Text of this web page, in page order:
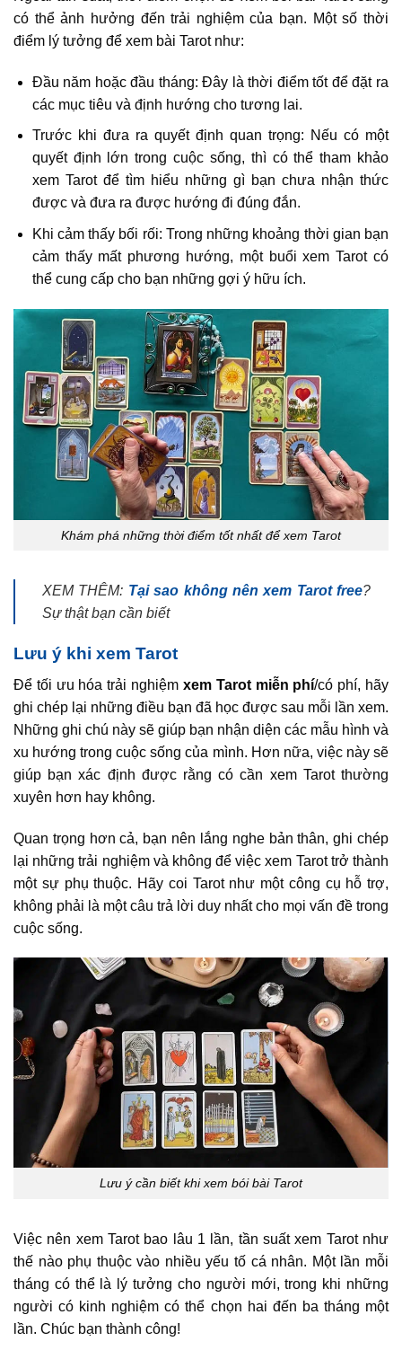
có thể ảnh hưởng đến trải nghiệm của bạn. Một số thời
điểm lý tưởng để xem bài Tarot như:
Đầu năm hoặc đầu tháng: Đây là thời điểm tốt để đặt ra
các mục tiêu và định hướng cho tương lai.
Trước khi đưa ra quyết định quan trọng: Nếu có một
quyết định lớn trong cuộc sống, thì có thể tham khảo
xem Tarot để tìm hiểu những gì bạn chưa nhận thức
được và đưa ra được hướng đi đúng đắn.
Khi cảm thấy bối rối: Trong những khoảng thời gian bạn
cảm thấy mất phương hướng, một buổi xem Tarot có
thể cung cấp cho bạn những gợi ý hữu ích.
Khám phá những thời điểm tốt nhất để xem Tarot
XEM THÊM: Tại sao không nên xem Tarot free?
Sự thật bạn cần biết
Lưu ý khi xem Tarot
Để tối ưu hóa trải nghiệm xem Tarot miễn phí/có phí, hãy
ghi chép lại những điều bạn đã học được sau mỗi lần xem.
Những ghi chú này sẽ giúp bạn nhận diện các mẫu hình và
xu hướng trong cuộc sống của mình. Hơn nữa, việc này sẽ
giúp bạn xác định được rằng có cần xem Tarot thường
xuyên hơn hay không.
Quan trọng hơn cả, bạn nên lắng nghe bản thân, ghi chép
lại những trải nghiệm và không để việc xem Tarot trở thành
một sự phụ thuộc. Hãy coi Tarot như một công cụ hỗ trợ,
không phải là một câu trả lời duy nhất cho mọi vấn đề trong
cuộc sống.
Lưu ý cần biết khi xem bói bài Tarot
Việc nên xem Tarot bao lâu 1 lần, tần suất xem Tarot như
thế nào phụ thuộc vào nhiều yếu tố cá nhân. Một lần mỗi
tháng có thể là lý tưởng cho người mới, trong khi những
người có kinh nghiệm có thể chọn hai đến ba tháng một
lần. Chúc bạn thành công!